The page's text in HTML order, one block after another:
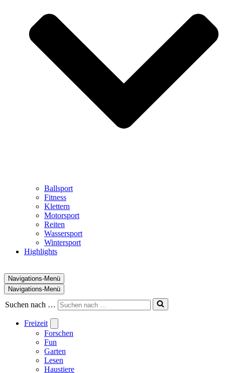
Ballsport
Fitness
Klettern
Motorsport
Reiten
Wassersport
Wintersport
Highlights
Navigations-Menü
Navigations-Menü
Suchen nach …
Freizeit
Forschen
Fun
Garten
Lesen
Haustiere